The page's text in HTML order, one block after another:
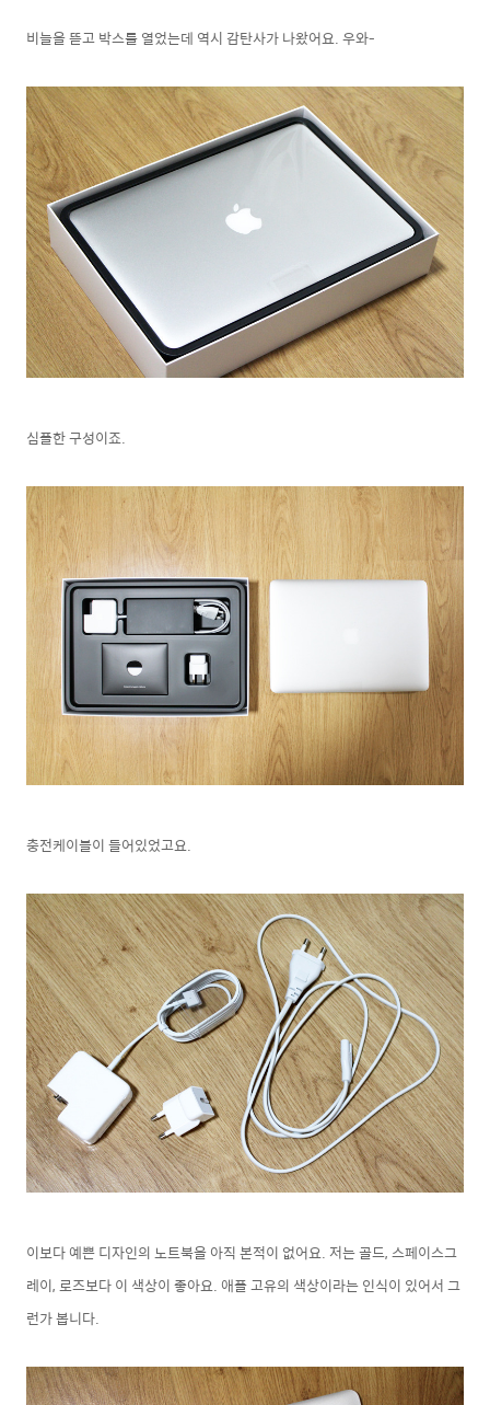
비늘을 뜯고 박스를 열었는데 역시 감탄사가 나왔어요. 우와-
심플한 구성이죠.
충전케이블이 들어있었고요.
이보다 예쁜 디자인의 노트북을 아직 본적이 없어요. 저는 골드, 스페이스그
레이, 로즈보다 이 색상이 좋아요. 애플 고유의 색상이라는 인식이 있어서 그
런가 봅니다.